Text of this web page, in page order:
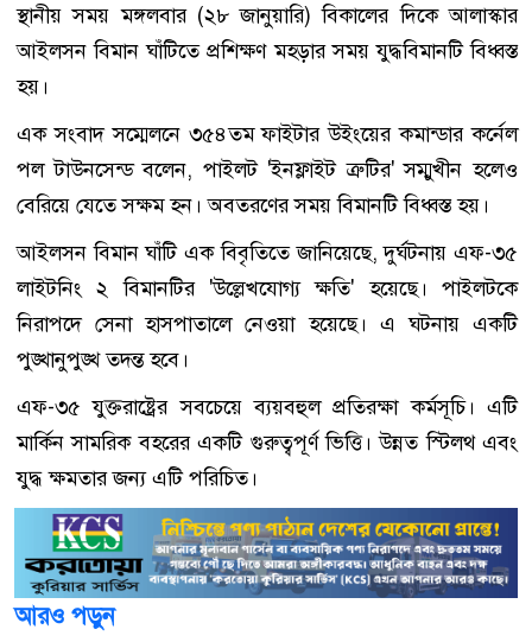
স্থানীয় সময় মঙ্গলবার (২৮ জানুয়ারি) বিকালের দিকে আলাস্কার
আইলসন বিমান ঘাঁটিতে প্রশিক্ষণ মহড়ার সময় যুদ্ধবিমানটি বিধ্বস্ত
হয়।
এক সংবাদ সম্মেলনে ৩৫৪তম ফাইটার উইংয়ের কমান্ডার কর্নেল
পল টাউনসেন্ড বলেন, পাইলট 'ইনফ্লাইট ত্রুটির' সম্মুখীন হলেও
বেরিয়ে যেতে সক্ষম হন। অবতরণের সময় বিমানটি বিধ্বস্ত হয়।
আইলসন বিমান ঘাঁটি এক বিবৃতিতে জানিয়েছে, দুর্ঘটনায় এফ-৩৫
লাইটনিং ২ বিমানটির 'উল্লেখযোগ্য ক্ষতি' হয়েছে। পাইলটকে
নিরাপদে সেনা হাসপাতালে নেওয়া হয়েছে। এ ঘটনায় একটি
পুঙ্খানুপুঙ্খ তদন্ত হবে।
এফ-৩৫ যুক্তরাষ্ট্রের সবচেয়ে ব্যয়বহুল প্রতিরক্ষা কর্মসূচি। এটি
মার্কিন সামরিক বহরের একটি গুরুত্বপূর্ণ ভিত্তি। উন্নত স্টিলথ এবং
যুদ্ধ ক্ষমতার জন্য এটি পরিচিত।
আরও পড়ুন